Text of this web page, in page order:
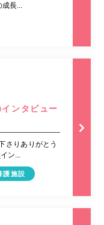
成長...
ンタビュー
さりありがとう
ン...
護施設